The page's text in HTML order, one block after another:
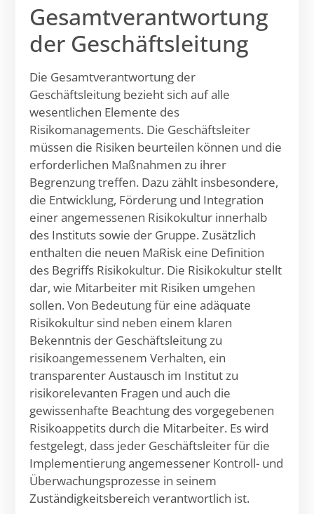
Gesamtverantwortung
der Geschäftsleitung
Die Gesamtverantwortung der
Geschäftsleitung bezieht sich auf alle
wesentlichen Elemente des
Risikomanagements. Die Geschäftsleiter
müssen die Risiken beurteilen können und die
erforderlichen Maßnahmen zu ihrer
Begrenzung treffen. Dazu zählt insbesondere,
die Entwicklung, Förderung und Integration
einer angemessenen Risikokultur innerhalb
des Instituts sowie der Gruppe. Zusätzlich
enthalten die neuen MaRisk eine Definition
des Begriffs Risikokultur. Die Risikokultur stellt
dar, wie Mitarbeiter mit Risiken umgehen
sollen. Von Bedeutung für eine adäquate
Risikokultur sind neben einem klaren
Bekenntnis der Geschäftsleitung zu
risikoangemessenem Verhalten, ein
transparenter Austausch im Institut zu
risikorelevanten Fragen und auch die
gewissenhafte Beachtung des vorgegebenen
Risikoappetits durch die Mitarbeiter. Es wird
festgelegt, dass jeder Geschäftsleiter für die
Implementierung angemessener Kontroll- und
Überwachungsprozesse in seinem
Zuständigkeitsbereich verantwortlich ist.